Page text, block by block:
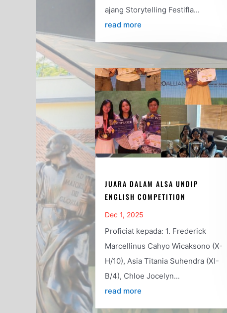
ajang Storytelling Festifla...
read more
JUARA DALAM ALSA UNDIP
ENGLISH COMPETITION
Dec 1, 2025
Proficiat kepada: 1. Frederick
Marcellinus Cahyo Wicaksono (X-
H/10), Asia Titania Suhendra (XI-
B/4), Chloe Jocelyn...
read more